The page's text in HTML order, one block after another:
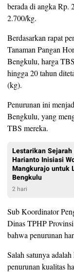
berada di angka Rp.
2.700/kg.
Berdasarkan rapat
Tanaman Pangan
Bengkulu, harga
hingga 20 tahun
(kg).
Penurunan ini
Bengkulu, yang
TBS mereka.
Lestarikan
Harianto Inisiasi
Mangkurajo untuk
Bengkulu
2 hari
Sub Koordinator
Dinas TPHP
bahwa penurunan
Salah satunya
penurunan kualitas